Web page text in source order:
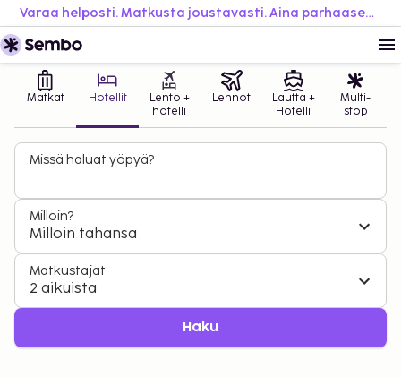
Varaa helposti. Matkusta joustavasti. Aina parhaaseen hintaan.
Matkat Hotellit
Lento +
hotelli
Lennot
Lautta +
Hotelli
Multi-
stop
Missä haluat yöpyä?
Milloin?
Milloin tahansa
Matkustajat
2 aikuista
Haku